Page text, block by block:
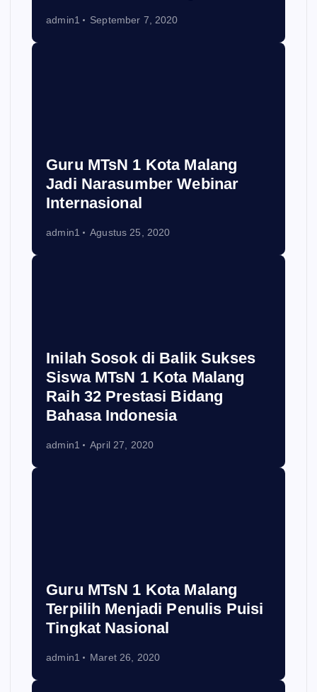
admin1 September 7, 2020
Guru MTsN 1 Kota Malang
Jadi Narasumber Webinar
Internasional
admin1 Agustus 25, 2020
Inilah Sosok di Balik Sukses
Siswa MTsN 1 Kota Malang
Raih 32 Prestasi Bidang
Bahasa Indonesia
admin1 April 27, 2020
Guru MTsN 1 Kota Malang
Terpilih Menjadi Penulis Puisi
Tingkat Nasional
admin1 Maret 26, 2020